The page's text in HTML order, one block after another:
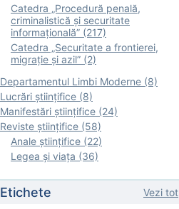
Catedra „Procedură penală,
criminalistică și securitate
informațională” (217)
Catedra „Securitate a frontierei,
migrație și azil” (2)
Departamentul Limbi Moderne (8)
Lucrări științifice (8)
Manifestări ştiinţifice (24)
Reviste ştiinţifice (58)
Anale ştiinţifice (22)
Legea şi viaţa (36)
Etichete Vezi tot